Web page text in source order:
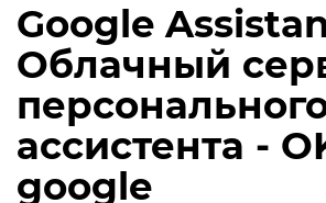
Google
Облачный
ассистента -
google